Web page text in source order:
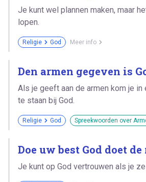
Je kunt wel plannen maken, maar
lopen.
Religie God Meer info
Den armen gegeven is
Als je geeft aan de armen kom je in
te staan bij God.
Religie God Spreekwoorden over
Doe uw best God doet de
Je kunt op God vertrouwen als je